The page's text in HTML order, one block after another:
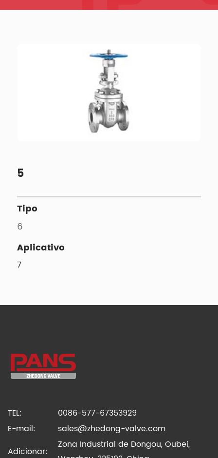
5
Tipo
6
Aplicativo
7
TEL:
0086-577-67353929
E-mail:
sales@zhedong-valve.com
Adicionar:
Zona Industrial de Dongou, Oubei,